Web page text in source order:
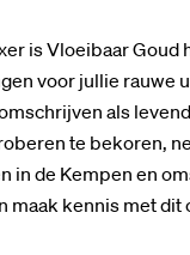
is Vloeibaar Goud
voor jullie rauwe
als
te bekoren,
in de Kempen en
maak kennis met